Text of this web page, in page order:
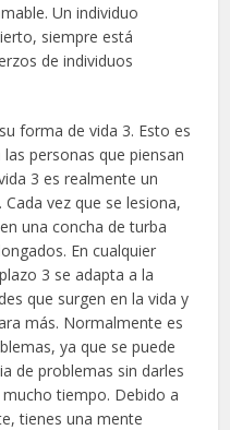
Un individuo
siempre está
de individuos
forma de vida 3. Esto es
personas que piensan
3 es realmente un
vez que se lesiona,
una concha de turba
En cualquier
3 se adapta a la
que surgen en la vida y
más. Normalmente es
ya que se puede
de problemas sin darles
tiempo. Debido a
tienes una mente